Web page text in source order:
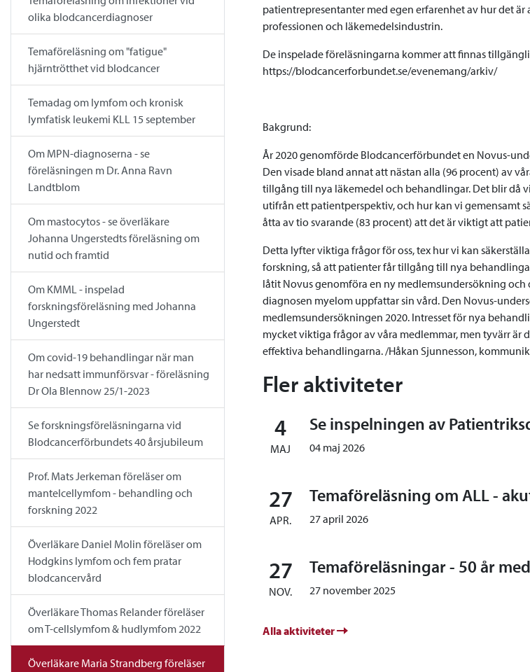
olika blodcancerdiagnoser
Temaföreläsning om "fatigue"
hjärntrötthet vid blodcancer
Temadag om lymfom och kronisk
lymfatisk leukemi KLL 15 september
Om MPN-diagnoserna - se
föreläsningen m Dr. Anna Ravn
Landtblom
Om mastocytos - se överläkare
Johanna Ungerstedts föreläsning om
nutid och framtid
Om KMML - inspelad
forskningsföreläsning med Johanna
Ungerstedt
Om covid-19 behandlingar när man
har nedsatt immunförsvar - föreläsning
Dr Ola Blennow 25/1-2023
Se forskningsföreläsningarna vid
Blodcancerförbundets 40 årsjubileum
Prof. Mats Jerkeman föreläser om
mantelcellymfom - behandling och
forskning 2022
Överläkare Daniel Molin föreläser om
Hodgkins lymfom och fem pratar
blodcancervård
Överläkare Thomas Relander föreläser
om T-cellslymfom & hudlymfom 2022
Överläkare Maria Strandberg föreläser
patientrepresentanter med egen erfarenhet av hur det
professionen och läkemedelsindustrin.
De inspelade föreläsningarna kommer att finnas
https://blodcancerforbundet.se/evenemang/arkiv/
Bakgrund:
År 2020 genomförde Blodcancerförbundet en Novus-
Den visade bland annat att nästan alla (96 procent) av
tillgång till nya läkemedel och behandlingar. Det blir då
utifrån ett patientperspektiv, och hur kan vi gemensamt
åtta av tio svarande (83 procent) att det är viktigt att
Detta lyfter viktiga frågor för oss, tex hur vi kan
forskning, så att patienter får tillgång till nya
låtit Novus genomföra en ny medlemsundersökning
diagnosen myelom uppfattar sin vård. Den Novus-
medlemsundersökningen 2020. Intresset för nya
mycket viktiga frågor av våra medlemmar, men tyvärr är
effektiva behandlingarna. /Håkan Sjunnesson,
Fler aktiviteter
4
MAJ
Se inspelningen av
04 maj 2026
27
APR.
Temaföreläsning om ALL -
27 april 2026
27
NOV.
Temaföreläsningar - 50 år
27 november 2025
Alla aktiviteter